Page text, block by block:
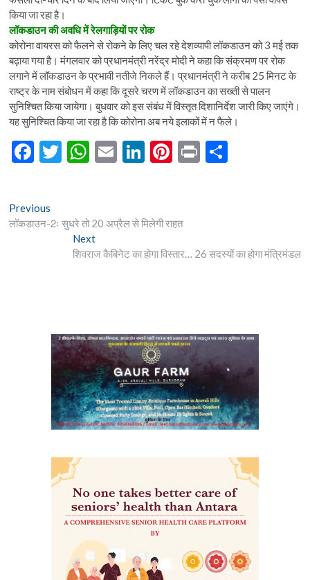
किया जा रहा है।
लॉकडाउन की अवधि में रेलगाड़ियों पर रोक
कोरोना वायरस को फैलने से रोकने के लिए चल रहे देशव्यापी लॉकडाउन को 3 मई तक
बढ़ाया गया है। मंगलवार को प्रधानमंत्री नरेंद्र मोदी ने कहा कि संक्रमण पर रोक
लगाने में लॉकडाउन के प्रभावी नतीजे निकले हैं। प्रधानमंत्री ने करीब 25 मिनट के
राष्ट्र के नाम संबोधन में कहा कि दूसरे चरण में लॉकडाउन का सख्ती से पालन
सुनिश्चित किया जायेगा। बुधवार को इस संबंध में विस्तृत दिशानिर्देश जारी किए जाएंगे।
यह सुनिश्चित किया जा रहा है कि कोरोना अब नये इलाकों में न फैले।
F
b
T
er
W
s
A
p
E
l
Li
dI
Pi
es
Pr
Post
navigation
Previous
post:
लॉकडाउन-2ः सुधरे तो 20 अप्रैल से मिलेगी राहत
NextNext
post:
शिवराज कैबिनेट का होगा विस्तार… 26 सदस्यों का होगा मंत्रिमंडल